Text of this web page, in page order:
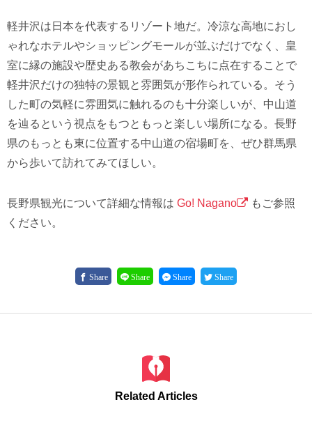
軽井沢は日本を代表するリゾート地だ。冷涼な高地におし
ゃれなホテルやショッピングモールが並ぶだけでなく、皇
室に縁の施設や歴史ある教会があちこちに点在することで
軽井沢だけの独特の景観と雰囲気が形作られている。そう
した町の気軽に雰囲気に触れるのも十分楽しいが、中山道
を辿るという視点をもつともっと楽しい場所になる。長野
県のもっとも東に位置する中山道の宿場町を、ぜひ群馬県
から歩いて訪れてみてほしい。
長野県観光について詳細な情報は Go! Nagano
もご参照
ください。
Share Share Share Share
Related Articles